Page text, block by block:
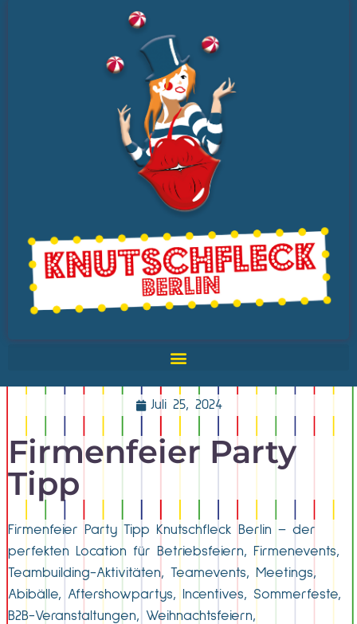
Juli 25, 2024
Firmenfeier Party
Tipp
Firmenfeier Party Tipp Knutschfleck Berlin – der
perfekten Location für Betriebsfeiern, Firmenevents,
Teambuilding-Aktivitäten, Teamevents, Meetings,
Abibälle, Aftershowpartys, Incentives, Sommerfeste,
B2B-Veranstaltungen, Weihnachtsfeiern,